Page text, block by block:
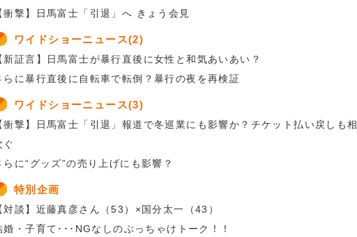
衝撃】日馬富士「引退」へ きょう会見
ワイドショーニュース(2)
新証言】日馬富士が暴行直後に女性と和気あいあい？
らに暴行直後に自転車で転倒？暴行の夜を再検証
ワイドショーニュース(3)
衝撃】日馬富士「引退」報道で冬巡業にも影響か？チケット払い戻しも相
ぐ
らに“グッズ”の売り上げにも影響？
特別企画
対談】近藤真彦さん（53）×国分太一（43）
婚・子育て･･･NGなしのぶっちゃけトーク！！